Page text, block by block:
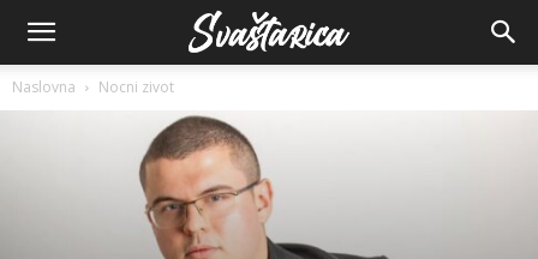
Naslovna Nocni zivot